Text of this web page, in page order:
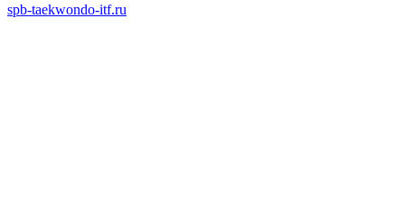
spb-taekwondo-itf.ru